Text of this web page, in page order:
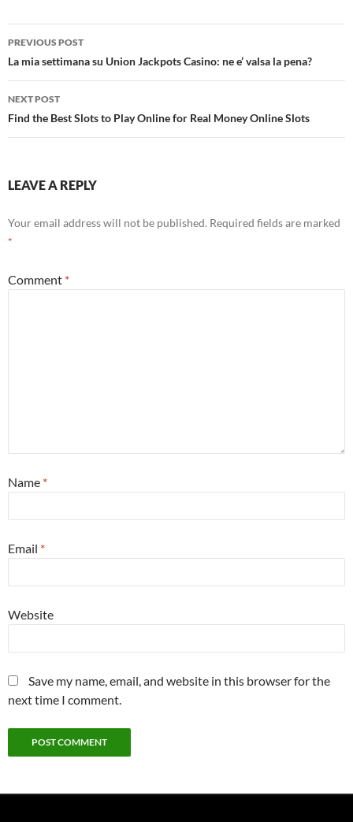
Post
navigation
PREVIOUS POST
La mia settimana su Union Jackpots Casino: ne e’ valsa la pena?
NEXT POST
Find the Best Slots to Play Online for Real Money Online Slots
LEAVE A REPLY
Your email address will not be published. Required fields are marked
*
Comment *
Name *
Email *
Website
Save my name, email, and website in this browser for the
next time I comment.